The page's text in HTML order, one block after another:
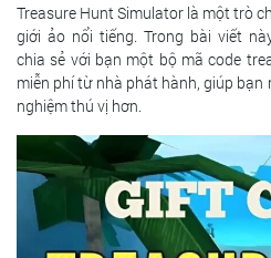
Treasure Hunt Simulator là một trò
giới ảo nổi tiếng. Trong bài viết
chia sẻ với bạn một bộ mã code
miễn phí từ nhà phát hành, giúp
nghiệm thú vị hơn.